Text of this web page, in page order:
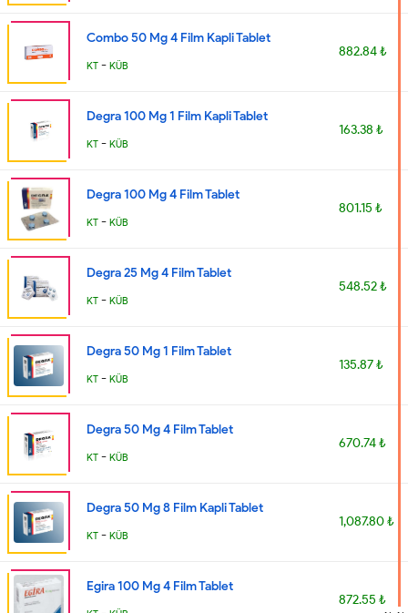
Combo 50 Mg 4 Film Kapli Tablet
KT - KÜB
882.84 ₺
Degra 100 Mg 1 Film Kapli Tablet
KT - KÜB
163.38 ₺
Degra 100 Mg 4 Film Tablet
KT - KÜB
801.15 ₺
Degra 25 Mg 4 Film Tablet
KT - KÜB
548.52 ₺
Degra 50 Mg 1 Film Tablet
KT - KÜB
135.87 ₺
Degra 50 Mg 4 Film Tablet
KT - KÜB
670.74 ₺
Degra 50 Mg 8 Film Kapli Tablet
KT - KÜB
1,087.80 ₺
Egira 100 Mg 4 Film Tablet
872.55 ₺